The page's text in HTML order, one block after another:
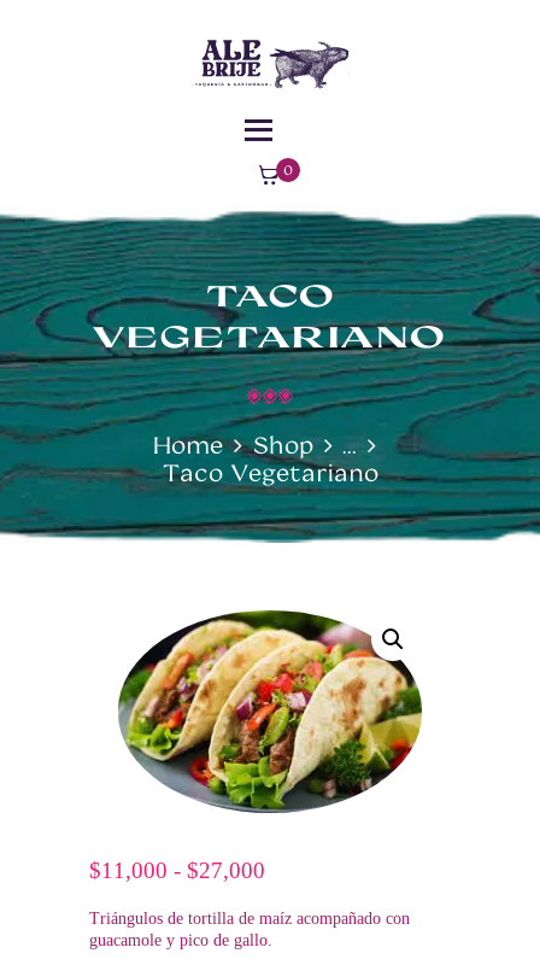
0
ms
-
$0
TACO
VEGETARIANO
Home Shop
...
Taco Vegetariano
ALEBRIJE - TAQUERÍA - GASTROBAR -
COMIDA MEXICANA
Comida Mexicana – Florencia – Caquetá
¿DÓNDE
$11,000 - $27,000
precios:
Triángulos de tortilla de maíz acompañado con
guacamole y pico de gallo.